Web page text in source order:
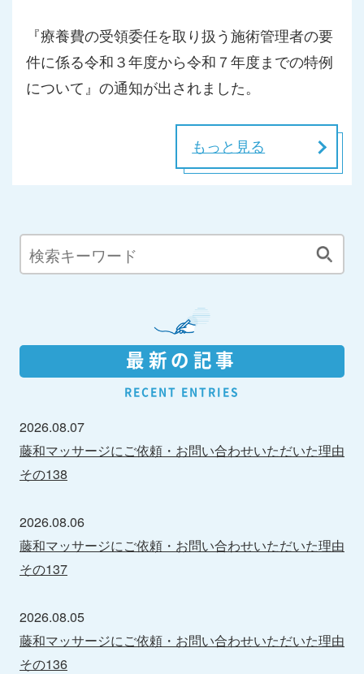
『療養費の受領委任を取り扱う施術管理者の要
件に係る令和３年度から令和７年度までの特例
について』の通知が出されました。
もっと見る
最新の記事
RECENT ENTRIES
2026.08.07
藤和マッサージにご依頼・お問い合わせいただいた理由
その138
2026.08.06
藤和マッサージにご依頼・お問い合わせいただいた理由
その137
2026.08.05
藤和マッサージにご依頼・お問い合わせいただいた理由
その136